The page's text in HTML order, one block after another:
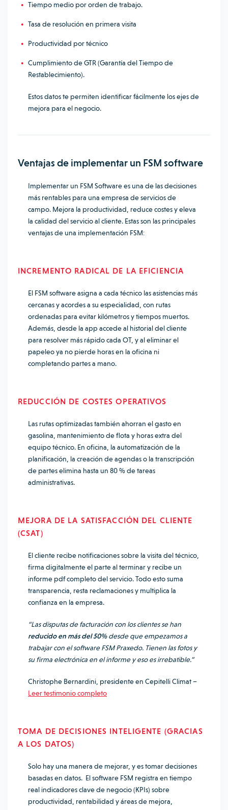
Tiempo medio por orden de trabajo.
Tasa de resolución en primera visita
Productividad por técnico
Cumplimiento de GTR (Garantía del Tiempo de
Restablecimiento).
Estos datos te permiten identificar fácilmente los ejes de
mejora para el negocio.
Ventajas de implementar un FSM software
Implementar un FSM Software es una de las decisiones
más rentables para una empresa de servicios de
campo. Mejora la productividad, reduce costes y eleva
la calidad del servicio al cliente. Estas son las principales
ventajas de una implementación FSM:
INCREMENTO RADICAL DE LA EFICIENCIA
El FSM software asigna a cada técnico las asistencias más
cercanas y acordes a su especialidad, con rutas
ordenadas para evitar kilómetros y tiempos muertos.
Además, desde la app accede al historial del cliente
para resolver más rápido cada OT, y al eliminar el
papeleo ya no pierde horas en la oficina ni
completando partes a mano.
REDUCCIÓN DE COSTES OPERATIVOS
Las rutas optimizadas también ahorran el gasto en
gasolina, mantenimiento de flota y horas extra del
equipo técnico. En oficina, la automatización de la
planificación, la creación de agendas o la transcripción
de partes elimina hasta un 80 % de tareas
administrativas.
MEJORA DE LA SATISFACCIÓN DEL CLIENTE
(CSAT)
El cliente recibe notificaciones sobre la visita del técnico,
firma digitalmente el parte al terminar y recibe un
informe pdf completo del servicio. Todo esto suma
transparencia, resta reclamaciones y multiplica la
confianza en la empresa.
“Las disputas de facturación con los clientes se han
reducido en más del 50%desde que empezamos a
trabajar con el software FSM Praxedo. Tienen las fotos y
su firma electrónica en el informe y eso es irrebatible.”
Christophe Bernardini, presidente en Cepitelli Climat –
Leer testimonio completo
TOMA DE DECISIONES INTELIGENTE (GRACIAS
A LOS DATOS)
Solo hay una manera de mejorar, y es tomar decisiones
basadas en datos. El software FSM registra en tiempo
real indicadores clave de negocio (KPIs) sobre
productividad, rentabilidad y áreas de mejora,